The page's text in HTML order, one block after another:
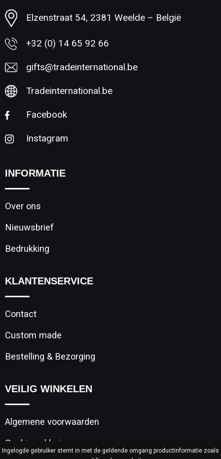
Elzenstraat 54, 2381 Weelde – België
+32 (0) 14 65 92 66
gifts@tradeinternational.be
Tradeinternational.be
Facebook
Instagram
INFORMATIE
Over ons
Nieuwsbrief
Bedrukking
KLANTENSERVICE
Contact
Custom made
Bestelling & Bezorging
VEILIG WINKELEN
Algemene voorwaarden
Cookieverklaring
Ingelogde gebruiker stemt in met de geldende omgang productinformatie zoals